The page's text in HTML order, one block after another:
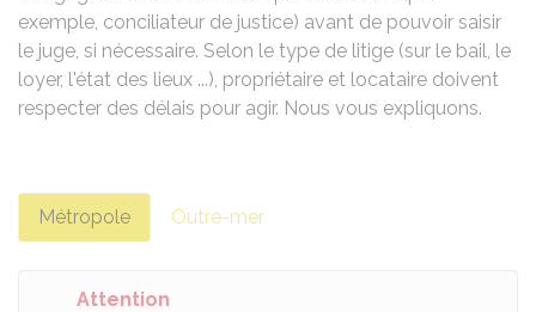
exemple, conciliateur de justice) avant de pouvoir saisir
le juge, si nécessaire. Selon le type de litige (sur le bail, le
loyer, l'état des lieux ...), propriétaire et locataire doivent
respecter des délais pour agir. Nous vous expliquons.
Métropole Outre-mer
Attention